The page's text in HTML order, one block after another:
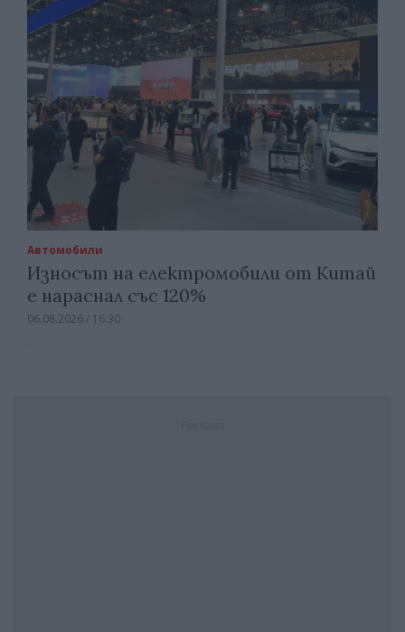
Автомобили
Износът на електромобили от Китай
е нараснал със 120%
06.08.2026 / 16:30